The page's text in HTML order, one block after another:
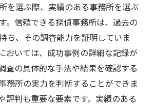
を選ぶ際、実績のある事務所を選ぶ
。信頼できる探偵事務所は、過去の
ち、その調査能力を証明していま
おいては、成功事例の詳細な記録が
査の具体的な手法や結果を確認する
務所の実力を判断することができま
評判も重要な要素です。実績のある